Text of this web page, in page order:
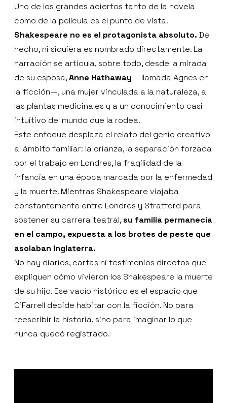
Uno de los grandes aciertos tanto de la novela
como de la película es el punto de vista.
Shakespeare no es el protagonista absoluto. De
hecho, ni siquiera es nombrado directamente. La
narración se articula, sobre todo, desde la mirada
de su esposa,Anne Hathaway —llamada Agnes en
la ficción—, una mujer vinculada a la naturaleza, a
las plantas medicinales y a un conocimiento casi
intuitivo del mundo que la rodea.
Este enfoque desplaza el relato del genio creativo
al ámbito familiar: la crianza, la separación forzada
por el trabajo en Londres, la fragilidad de la
infancia en una época marcada por la enfermedad
y la muerte. Mientras Shakespeare viajaba
constantemente entre Londres y Stratford para
sostener su carrera teatral,su familia permanecía
en el campo, expuesta a los brotes de peste que
asolaban Inglaterra.
No hay diarios, cartas ni testimonios directos que
expliquen cómo vivieron los Shakespeare la muerte
de su hijo. Ese vacío histórico es el espacio que
O’Farrell decide habitar con la ficción. No para
reescribir la historia, sino para imaginar lo que
nunca quedó registrado.